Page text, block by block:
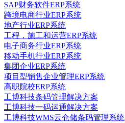
SAP财务软件ERP系统
跨境电商行业ERP系统
地产行业ERP系统
工程，施工和运营ERP系统
电子商务行业ERP系统
移动手机行业ERP系统
集团企业ERP系统
项目型销售企业管理ERP系统
高职院校ERP系统
工博科技条码管理解决方案
工博科技一码运通解决方案
工博科技WMS云仓储条码管理系统